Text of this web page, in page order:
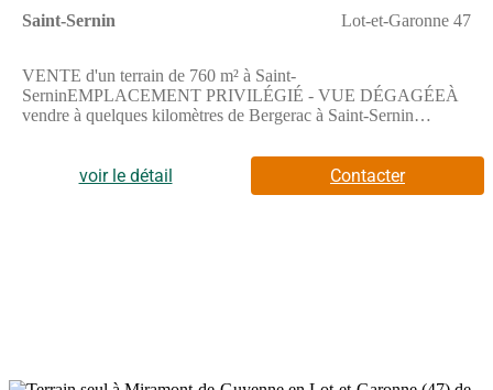
Saint-Sernin Lot-et-Garonne 47
VENTE d'un terrain de 760 m² à Saint-
SerninEMPLACEMENT PRIVILÉGIÉ - VUE DÉGAGÉEÀ
vendre à quelques kilomètres de Bergerac à Saint-Sernin
terrain, avec vue dégagée, est exposé au sud. Il est situé dans un
secteur recherché. Une école primaire y est implantée. On trouve
un tennis et une épicerie à quelques minutes à peine.Ce terrain
voir le détail Contacter